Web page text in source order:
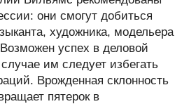
они смогут добиться
художника, модельера
успех в деловой
им следует избегать
Врожденная склонность
пятерок в